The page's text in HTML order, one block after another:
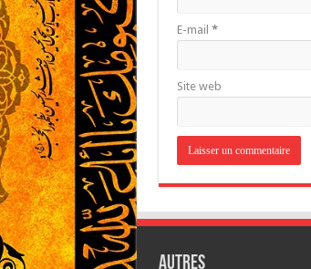
E-mail *
Site web
Autres